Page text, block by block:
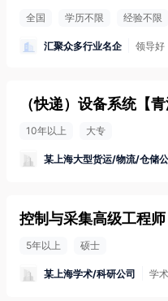
全国 学历不限 经验不限
汇聚众多行业名企 领导好
（快递）设备系统 【
10年以上 大专
某上海大型货运/物流/仓储
控制与采集高级工程师
5年以上 硕士
某上海学术/科研公司 学